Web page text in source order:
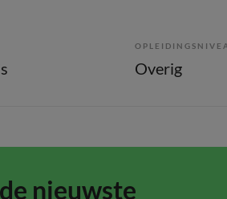
Overig
nieuwste